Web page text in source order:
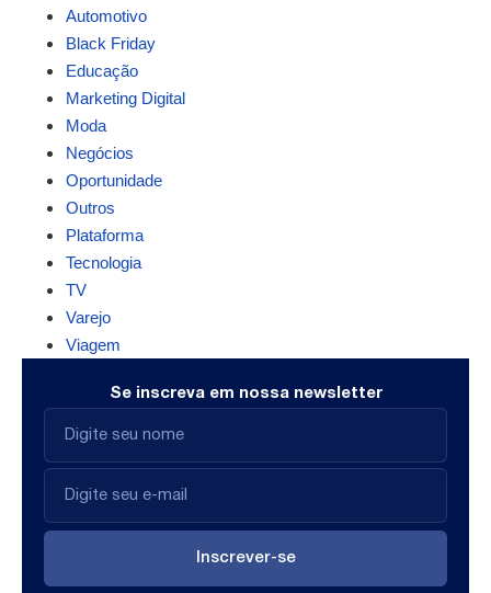
Automotivo
Black Friday
Educação
Marketing Digital
Moda
Negócios
Oportunidade
Outros
Plataforma
Tecnologia
TV
Varejo
Viagem
Se inscreva em nossa newsletter
Inscrever-se